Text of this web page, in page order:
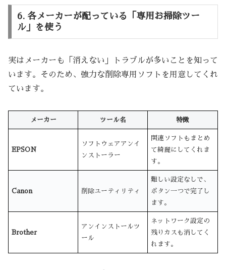
6. 各メーカーが配っている「専用お掃除ツー
ル」を使う
実はメーカーも「消えない」トラブルが多いことを知って
います。そのため、強力な削除専用ソフトを用意してくれ
ています。
メーカー ツール名 特徴
EPSON
ソフトウェアアンイ
ンストーラー
関連ソフトもまとめ
て綺麗にしてくれま
す。
Canon 削除ユーティリティ
難しい設定なしで、
ボタン一つで完了し
ます。
Brother
アンインストールツ
ール
ネットワーク設定の
残りカスも消してく
れます。